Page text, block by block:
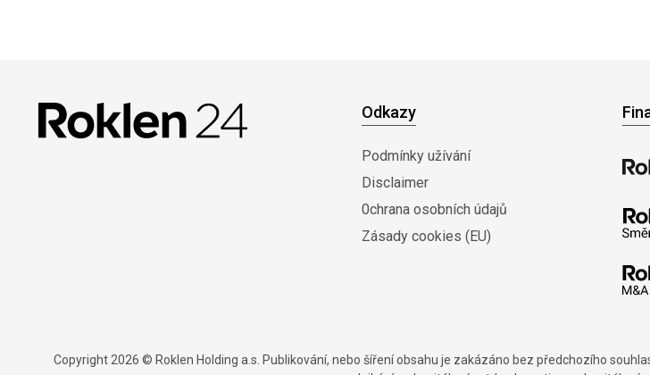
Odkazy
Podmínky užívání
Disclaimer
0chrana osobních údajů
Zásady cookies (EU)
Copyright 2026 © Roklen Holding a.s. Publikování, nebo šíření obsahu je zakázáno bez předchozího